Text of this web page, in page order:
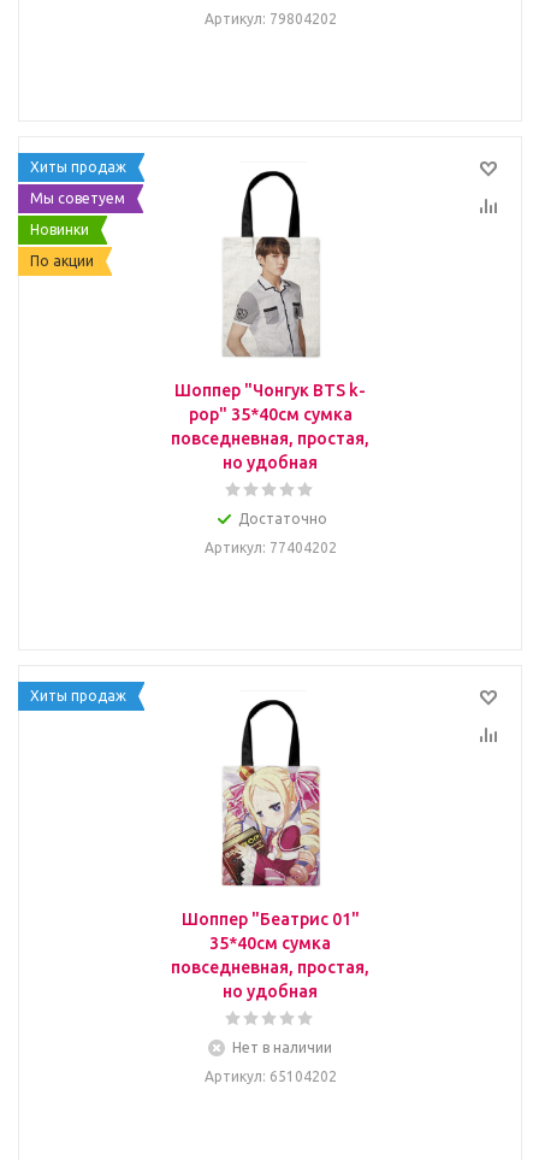
Артикул: 79804202
Хиты продаж
Мы советуем
Новинки
По акции
Шоппер "Чонгук BTS k-
pop" 35*40см сумка
повседневная, простая,
но удобная
Достаточно
Артикул: 77404202
Хиты продаж
Шоппер "Беатрис 01"
35*40см сумка
повседневная, простая,
но удобная
Нет в наличии
Артикул: 65104202